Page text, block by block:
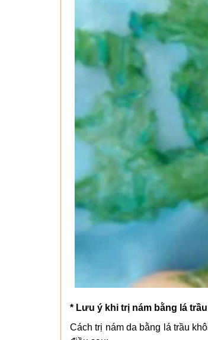
* Lưu ý khi trị nám bằng lá
Cách trị nám da bằng lá trầu